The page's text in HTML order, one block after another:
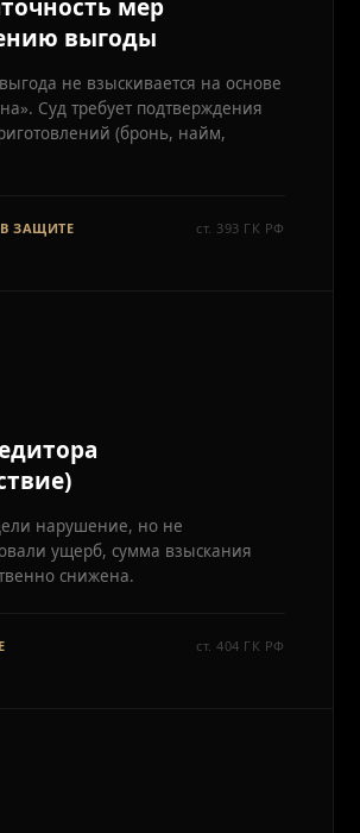
мер
выгоды
не взыскивается на основе
Суд требует подтверждения
(бронь, найм,
ЗАЩИТЕ ст. 393 ГК РФ
нарушение, но не
ущерб, сумма взыскания
снижена.
ст. 404 ГК РФ